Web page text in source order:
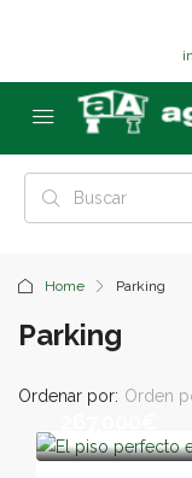
Home Parking
Parking
Ordenar por: Orden